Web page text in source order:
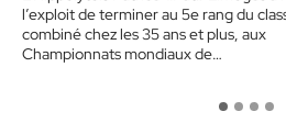
l’exploit de terminer au 5e rang du
combiné chez les 35 ans et plus, aux
Championnats mondiaux de…